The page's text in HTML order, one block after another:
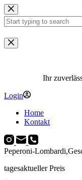
Zum
Inhalt
springen
Keine
Ergebnisse
Ihr
Login
Home
Kontakt
Peperoni-
tagesaktueller Preis